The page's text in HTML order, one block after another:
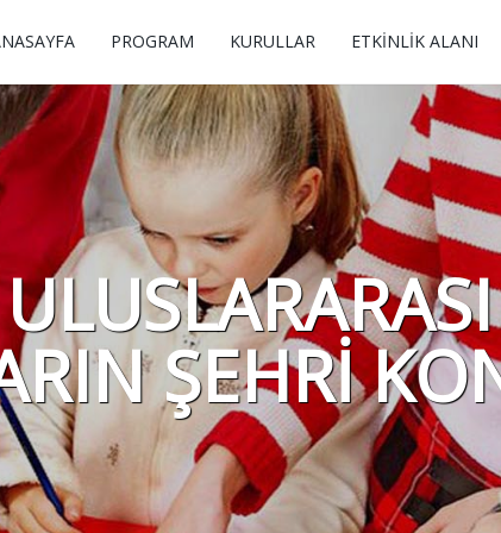
PROGRAM KURULLAR ETKİNLİK ALANI
ŞEHRİ